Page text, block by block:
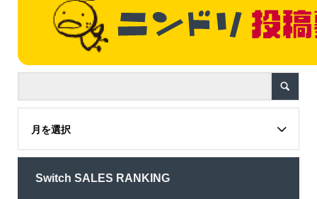
月を選択
Switch SALES RANKING